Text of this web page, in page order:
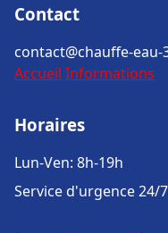
Contact
contact@chauffe-eau-
Accueil Informations
Horaires
Lun-Ven: 8h-19h
Service d'urgence 24/7